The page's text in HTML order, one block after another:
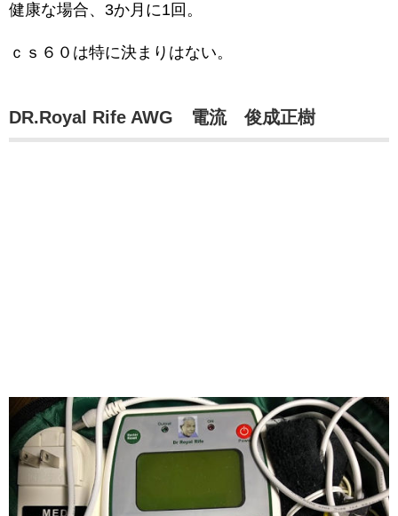
健康な場合、3か月に1回。
ｃｓ６０は特に決まりはない。
DR.Royal Rife AWG 電流 俊成正樹